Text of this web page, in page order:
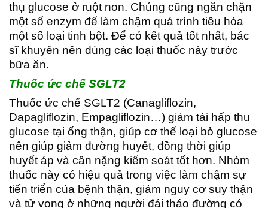
thụ glucose ở ruột non. Chúng cũng ngăn chặn
một số enzym để làm chậm quá trình tiêu hóa
một số loại tinh bột. Để có kết quả tốt nhất, bác
sĩ khuyên nên dùng các loại thuốc này trước
bữa ăn.
Thuốc ức chế SGLT2
Thuốc ức chế SGLT2 (Canagliflozin,
Dapagliflozin, Empagliflozin…) giảm tái hấp thu
glucose tại ống thận, giúp cơ thể loại bỏ glucose
nên giúp giảm đường huyết, đồng thời giúp
huyết áp và cân nặng kiểm soát tốt hơn. Nhóm
thuốc này có hiệu quả trong việc làm chậm sự
tiến triển của bệnh thận, giảm nguy cơ suy thận
và tử vong ở những người đái tháo đường có